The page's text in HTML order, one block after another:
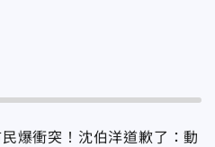
爆衝突！沈伯洋道歉了：動